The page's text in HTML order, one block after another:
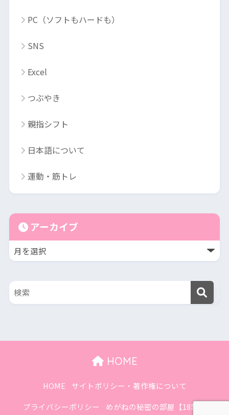
PC（ソフトもハードも）
SNS
Excel
つぶやき
親指シフト
日本語について
運動・筋トレ
アーカイブ
HOME
HOME
サイトポリシー・著作権について
プライバシーポリシー
めがねの秘密の部屋【18禁】